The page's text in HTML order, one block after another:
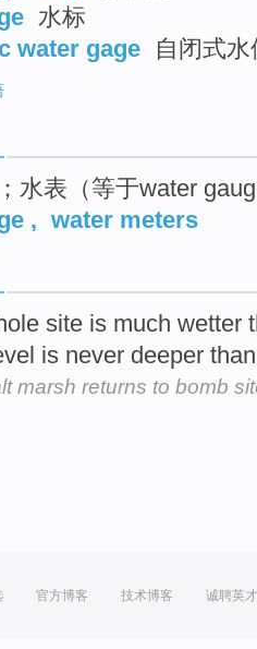
水标
water gage
自闭式
水表（等于water
, water meters
site is much wetter
is never deeper
marsh returns to bomb
官方博客 技术博客 诚聘英才